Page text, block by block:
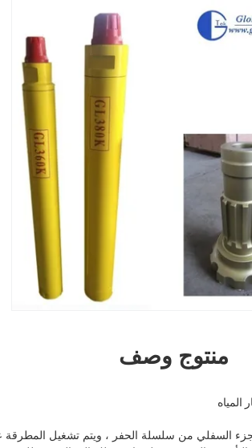
منتوج وصف